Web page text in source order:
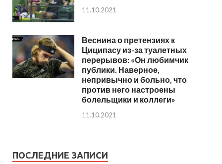
11.10.2021
Веснина о претензиях к
Циципасу из-за туалетных
перерывов: «Он любимчик
публики. Наверное,
непривычно и больно, что
против него настроены
болельщики и коллеги»
11.10.2021
ПОСЛЕДНИЕ ЗАПИСИ